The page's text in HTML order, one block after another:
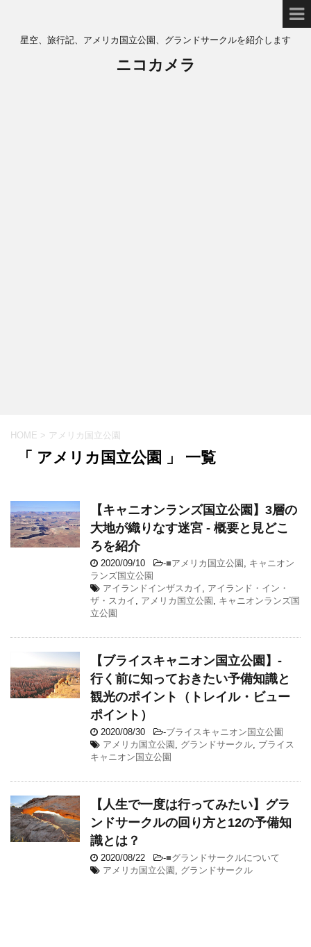
星空、旅行記、アメリカ国立公園、グランドサークルを紹介します
ニコカメラ
HOME > アメリカ国立公園
「 アメリカ国立公園 」 一覧
【キャニオンランズ国立公園】3層の
大地が織りなす迷宮 - 概要と見どこ
ろを紹介
2020/09/10 -■アメリカ国立公園 , キャニオン
ランズ国立公園
アイランドインザスカイ , アイランド・イン・
ザ・スカイ , アメリカ国立公園 , キャニオンランズ国
立公園
【ブライスキャニオン国立公園】-
行く前に知っておきたい予備知識と
観光のポイント（トレイル・ビュー
ポイント）
2020/08/30 -ブライスキャニオン国立公園
アメリカ国立公園 , グランドサークル, ブライス
キャニオン国立公園
【人生で一度は行ってみたい】グラ
ンドサークルの回り方と12の予備知
識とは？
2020/08/22 -■グランドサークルについて
アメリカ国立公園 , グランドサークル